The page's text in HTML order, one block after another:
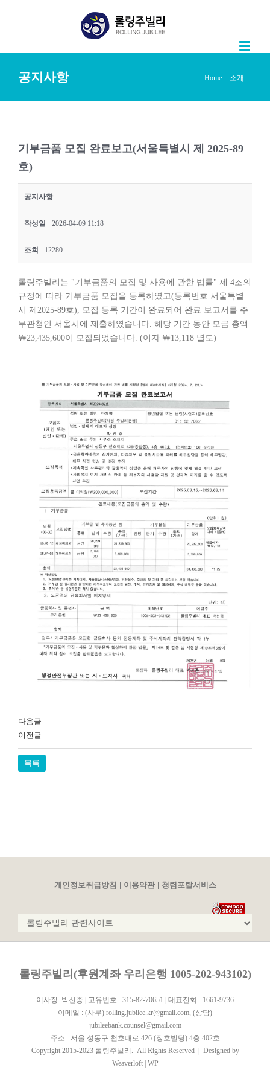
공지사항 Home 소개
기부금품 모집 완료보고(서울특별시 제 2025-89
호)
공지사항
작성일 2026-04-09 11:18
조회 12280
롤링주빌리는 "기부금품의 모집 및 사용에 관한 법률" 제 4조의
규정에 따라 기부금품 모집을 등록하였고(등록번호 서울특별
시 제2025-89호), 모집 등록 기간이 완료되어 완료 보고서를 주
무관청인 서울시에 제출하였습니다. 해당 기간 동안 모금 총액
￦23,435,600이 모집되었습니다. (이자 ￦13,118 별도)
다음글
이전글
목록
개인정보취급방침 이용약관| 청렴포탈서비스
롤링주빌리(후원계좌 우리은행 1005-202-943102)
이사장 :박선종 | 고유번호 : 315-82-70651 | 대표전화 : 1661-9736
이메일 : (사무) rolling.jubilee.kr@gmail.com (상담)
jubileebank.counsel@gmail.com
주소 : 서울 성동구 천호대로 426 (장호빌딩) 4층 402호
Copyright 2015-2023 롤링주빌리. All Rights Reserved | Designed by
Weaverloft| WP